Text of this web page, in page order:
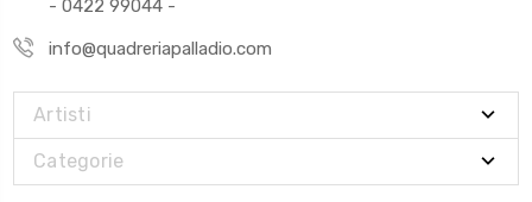
- 0422 99044 -
info@quadreriapalladio.com
Artisti
Categorie